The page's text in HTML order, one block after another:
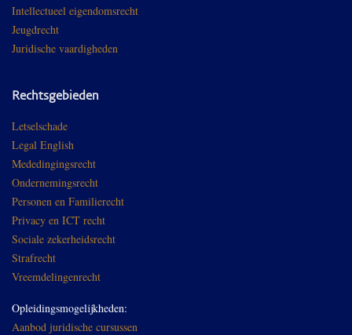
Intellectueel eigendomsrecht
Jeugdrecht
Juridische vaardigheden
Rechtsgebieden
Letselschade
Legal English
Mededingingsrecht
Ondernemingsrecht
Personen en Familierecht
Privacy en ICT recht
Sociale zekerheidsrecht
Strafrecht
Vreemdelingenrecht
Opleidingsmogelijkheden:
Aanbod juridische cursussen